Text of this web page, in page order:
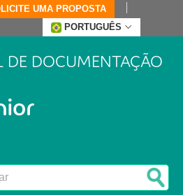
UMA PROPOSTA
PORTUGUÊS
DE DOCUMENTAÇÃO